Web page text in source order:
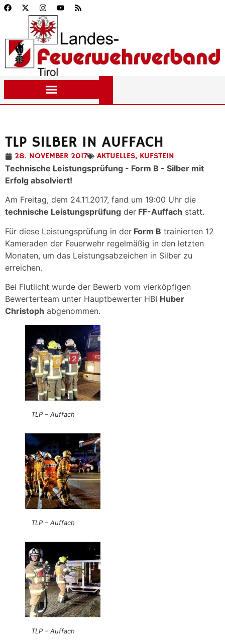
TLP SILBER IN AUFFACH
28. NOVEMBER 2017 AKTUELLES, KUFSTEIN
Technische Leistungsprüfung - Form B - Silber mit
Erfolg absolviert!
Am Freitag, dem 24.11.2017, fand um 19:00 Uhr die
technische Leistungsprüfung der FF-Auffach statt.
Für diese Leistungsprüfung in der Form B trainierten 12
Kameraden der Feuerwehr regelmäßig in den letzten
Monaten, um das Leistungsabzeichen in Silber zu
erreichen.
Bei Flutlicht wurde der Bewerb vom vierköpfigen
Bewerterteam unter Hauptbewerter HBI Huber
Christoph abgenommen.
TLP – Auffach
TLP – Auffach
TLP – Auffach